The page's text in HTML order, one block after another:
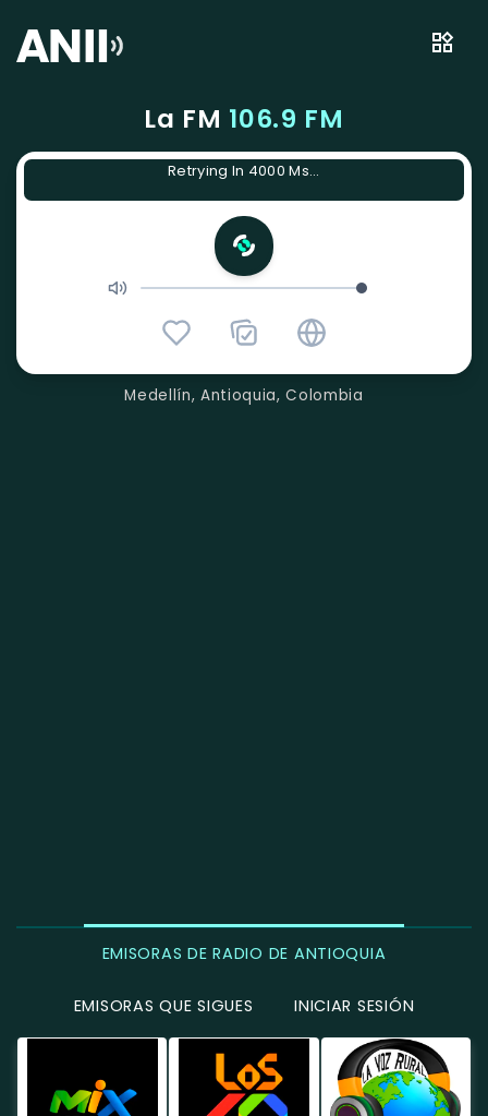
La FM 106.9 FM
Retrying In 4000 Ms...
Medellín, Antioquia, Colombia
EMISORAS DE RADIO DE ANTIOQUIA
EMISORAS QUE SIGUES INICIAR SESIÓN